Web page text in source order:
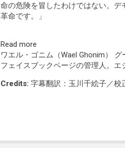
命の危険を冒したわけではない。
革命です。」
Read more
ワエル・ゴニム（Wael Ghonim）
フェイスブックページの管理人。エ
Credits: 字幕翻訳：玉川千絵子／校